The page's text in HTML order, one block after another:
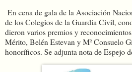
En cena de gala de la Asociación
de los Colegios de la Guardia Civil,
dieron varios premios y
Mérito, Belén Estevan y Mª Consuelo
honoríficos. Se adjunta nota de Espejo